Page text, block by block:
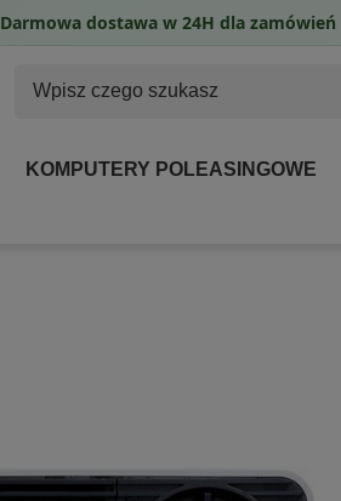
KOMPUTERY POLEASINGOWE
Darmowa dostawa w 24H dla zamówień